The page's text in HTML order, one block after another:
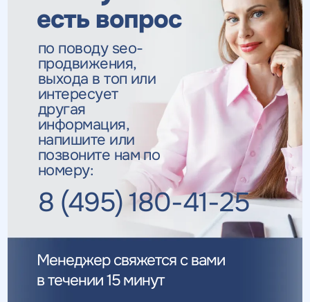
есть вопрос
по поводу seo-
продвижения,
выхода в топ или
интересует
другая
информация,
напишите или
позвоните нам по
номеру:
8 (495) 180-41-25
Менеджер свяжется с вами
в течении 15 минут